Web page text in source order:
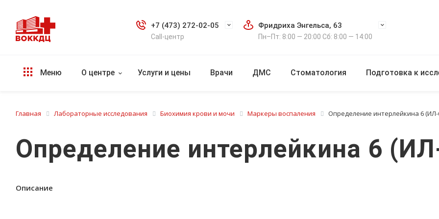
+7 (473) 272-02-05
Call-центр
Фридриха Энгельса, 63
Пн–Пт: 8:00 — 20:00 Сб: 8:00 — 14:00
Меню О центре Услуги и цены Врачи ДМС Стоматология Подготовка к
Главная Лабораторные исследования Биохимия крови и мочи Маркеры воспаления Определение интерлейкина 6 (ИЛ-
Определение интерлейкина 6
Описание